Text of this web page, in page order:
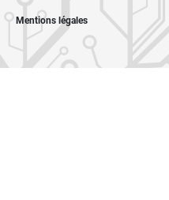
Mentions légales